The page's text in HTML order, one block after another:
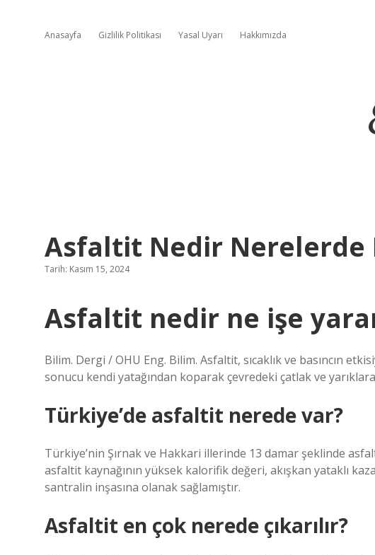
Anasayfa Gizlilik Politikası Yasal Uyarı Hakkımızda
Asfaltit Nedir Nerelerde
Tarih: Kasım 15, 2024
Asfaltit nedir ne işe
Bilim. Dergi / OHU Eng. Bilim. Asfaltit, sıcaklık ve basıncın
sonucu kendi yatağından koparak çevredeki çatlak ve
Türkiye’de asfaltit nerede var?
Türkiye’nin Şırnak ve Hakkari illerinde 13 damar şeklinde
asfaltit kaynağının yüksek kalorifik değeri, akışkan yataklı
santralin inşasına olanak sağlamıştır.
Asfaltit en çok nerede çıkarılır?